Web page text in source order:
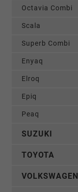
Octavia Combi
Scala
Superb Combi
Enyaq
Elroq
Epiq
Peaq
SUZUKI
TOYOTA
VOLKSWAGEN